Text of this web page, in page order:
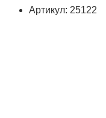
Артикул: 25122